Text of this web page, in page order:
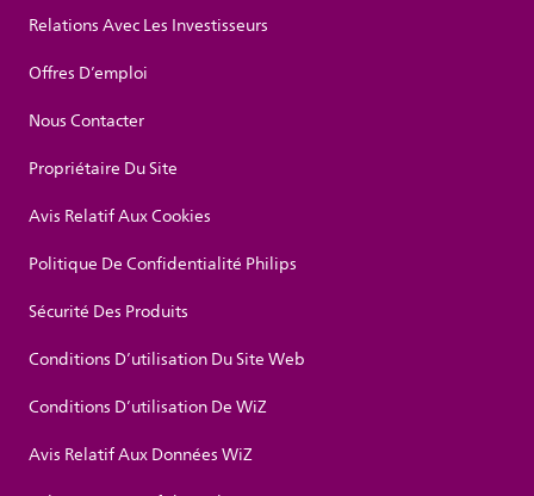
Relations Avec Les Investisseurs
Offres D’emploi
Nous Contacter
Propriétaire Du Site
Avis Relatif Aux Cookies
Politique De Confidentialité Philips
Sécurité Des Produits
Conditions D’utilisation Du Site Web
Conditions D’utilisation De WiZ
Avis Relatif Aux Données WiZ